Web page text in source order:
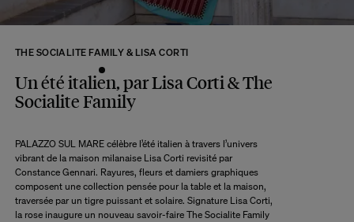
suivant la réception de votre commande.
maximum de 10 jours après réception et vérification de l’article de notre côté.
Une question ?
Consultez notreFAQ
CONSULTER
THE SOCIALITE FAMILY & LISA CORTI
Un été italien, par Lisa Corti & The
Socialite Family
PALAZZO SUL MARE célèbre l’été italien à travers l’univers
vibrant de la maison milanaise Lisa Corti revisité par
Constance Gennari. Rayures, fleurs et damiers graphiques
composent une collection pensée pour la table et la maison,
traversée par un tigre puissant et solaire. Signature Lisa Corti,
la rose inaugure un nouveau savoir-faire The Socialite Family